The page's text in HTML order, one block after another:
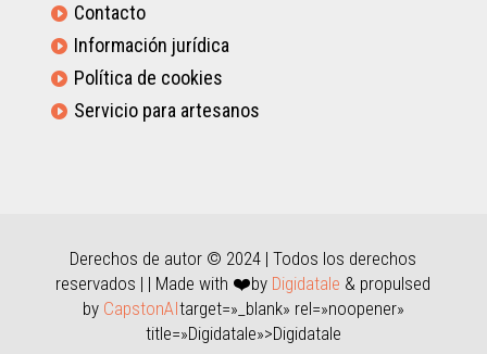
 Contacto
 Información jurídica
 Política de cookies
 Servicio para artesanos
Derechos de autor © 2024 | Todos los derechos
reservados | | Made with ❤️by Digidatale & propulsed
by CapstonAItarget=»_blank» rel=»noopener»
title=»Digidatale»>Digidatale